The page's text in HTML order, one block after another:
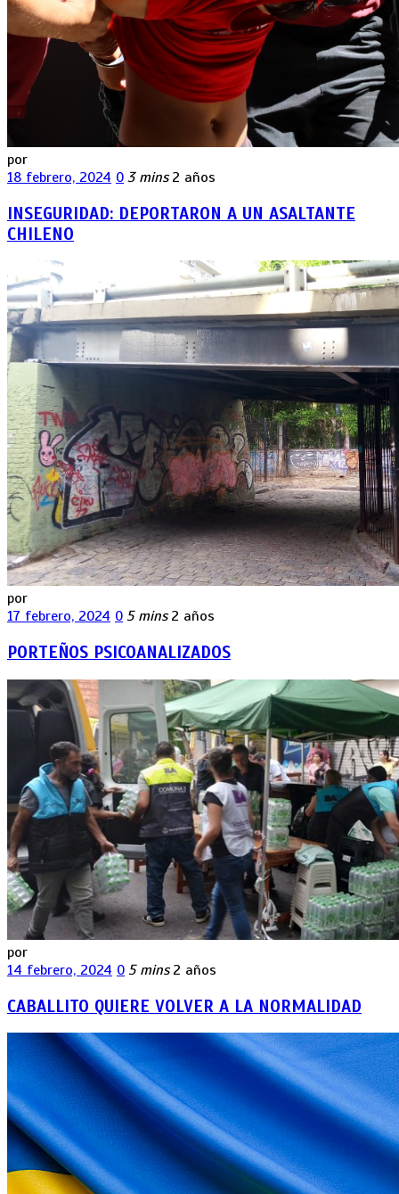
por
18 febrero, 2024 0 3 mins 2 años
INSEGURIDAD: DEPORTARON A UN ASALTANTE
CHILENO
por
17 febrero, 2024 0 5 mins 2 años
PORTEÑOS PSICOANALIZADOS
por
14 febrero, 2024 0 5 mins 2 años
CABALLITO QUIERE VOLVER A LA NORMALIDAD